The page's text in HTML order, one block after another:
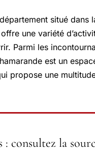
département situé dans
une variété
Parmi les
est un
propose une
: consultez la